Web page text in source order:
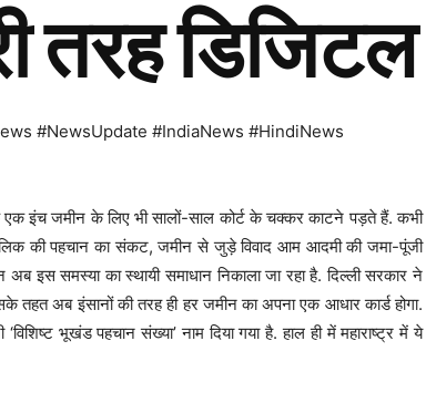
तरह डिजिटल
#NewsUpdate #IndiaNews #HindiNews
एक इंच जमीन के लिए भी सालों-साल कोर्ट के चक्कर काटने पड़ते हैं. कभी
की पहचान का संकट, जमीन से जुड़े विवाद आम आदमी की जमा-पूंजी
इस समस्या का स्थायी समाधान निकाला जा रहा है. दिल्ली सरकार ने
तहत अब इंसानों की तरह ही हर जमीन का अपना एक आधार कार्ड होगा.
भूखंड पहचान संख्या’ नाम दिया गया है. हाल ही में महाराष्ट्र में ये